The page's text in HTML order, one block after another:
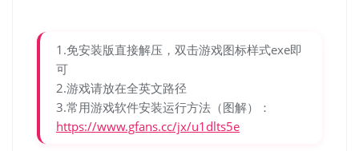
1.免安装版直接解压，双击游戏图标样式exe即
可
2.游戏请放在全英文路径
3.常用游戏软件安装运行方法（图解）：
https://www.gfans.cc/jx/u1dlts5e